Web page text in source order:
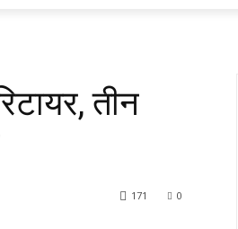
तीन
0
171